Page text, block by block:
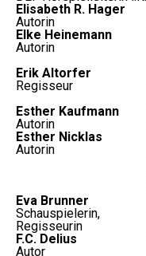
Elisabeth R. Hager
Autorin
Elke Heinemann
Autorin
Erik Altorfer
Regisseur
Esther Kaufmann
Autorin
Esther Nicklas
Autorin
Eva Brunner
Schauspielerin,
Regisseurin
F.C. Delius
Autor